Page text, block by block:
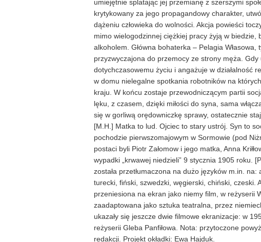
umiejętnie splatając jej przemianę z szerszymi
krytykowany za jego propagandowy charakter,
dążeniu człowieka do wolności. Akcja powieści
mimo wielogodzinnej ciężkiej pracy żyją w biedzie,
alkoholem. Główna bohaterka – Pelagia
przyzwyczajona do przemocy ze strony męża.
dotychczasowemu życiu i angażuje w działalność
w domu nielegalne spotkania robotników na
kraju. W końcu zostaje przewodniczącym partii
lęku, z czasem, dzięki miłości do syna, sama
się w gorliwą orędowniczkę sprawy, ostatecznie
[M.H.] Matka to lud. Ojciec to stary ustrój. Syn to
pochodzie pierwszomajowym w Sormowie (pod
postaci byli Piotr Załomow i jego matka, Anna
wypadki „krwawej niedzieli” 9 stycznia 1905 roku.
została przetłumaczona na dużo języków m.in.
turecki, fiński, szwedzki, węgierski, chiński, czeski.
przeniesiona na ekran jako niemy film, w reżyserii
zaadaptowana jako sztuka teatralna, przez
ukazały się jeszcze dwie filmowe ekranizacje: w
reżyserii Gleba Panfiłowa. Nota: przytoczone
redakcji. Projekt okładki: Ewa Hajduk.